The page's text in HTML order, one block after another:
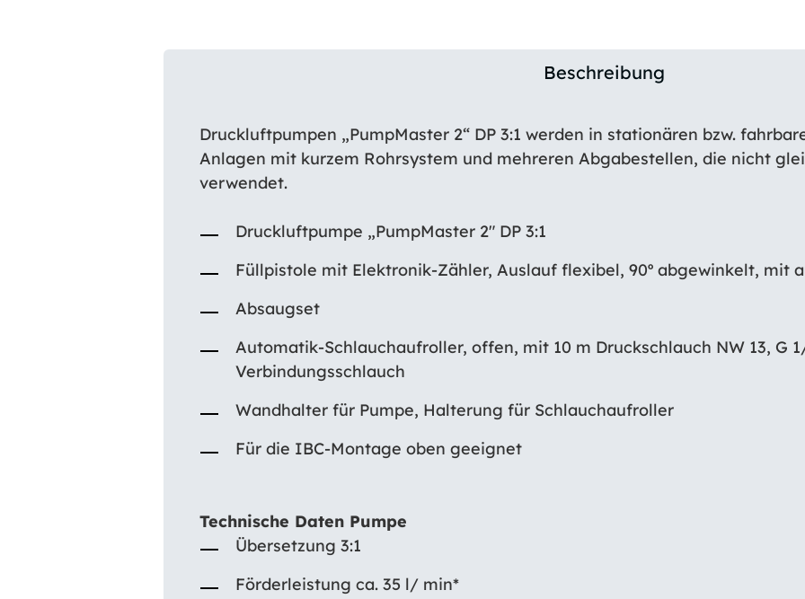
Beschreibung
Druckluftpumpen „PumpMaster 2“ DP 3:1 werden in stationären bzw.
Anlagen mit kurzem Rohrsystem und mehreren Abgabestellen, die nicht
verwendet.
Druckluftpumpe „PumpMaster 2″ DP 3:1
Füllpistole mit Elektronik-Zähler, Auslauf flexibel, 90º abgewinkelt, mit
Absaugset
Automatik-Schlauchaufroller, offen, mit 10 m Druckschlauch NW 13, G
Verbindungsschlauch
Wandhalter für Pumpe, Halterung für Schlauchaufroller
Für die IBC-Montage oben geeignet
Technische Daten Pumpe
Übersetzung 3:1
Förderleistung ca. 35 l/ min*